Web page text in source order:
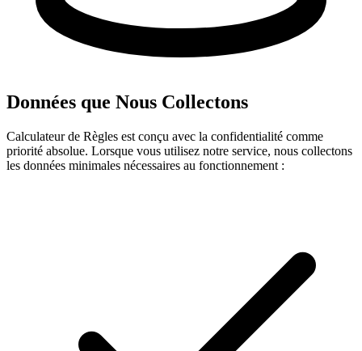
Données que Nous Collectons
Calculateur de Règles est conçu avec la confidentialité comme
priorité absolue. Lorsque vous utilisez notre service, nous collectons
les données minimales nécessaires au fonctionnement :